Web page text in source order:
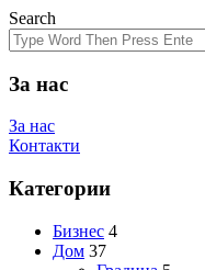
Search
За нас
За нас
Контакти
Категории
Бизнес 4
Дом 37